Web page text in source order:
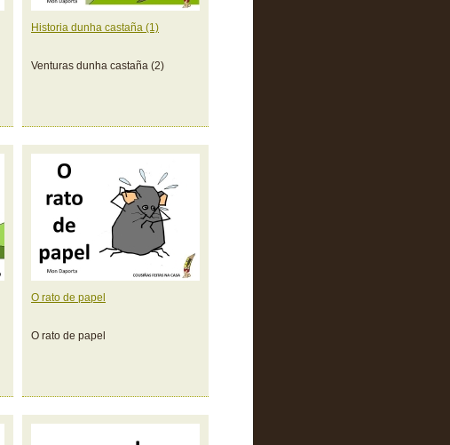
Historia dunha castaña (1)
Venturas dunha castaña (2)
O rato de papel
O rato de papel